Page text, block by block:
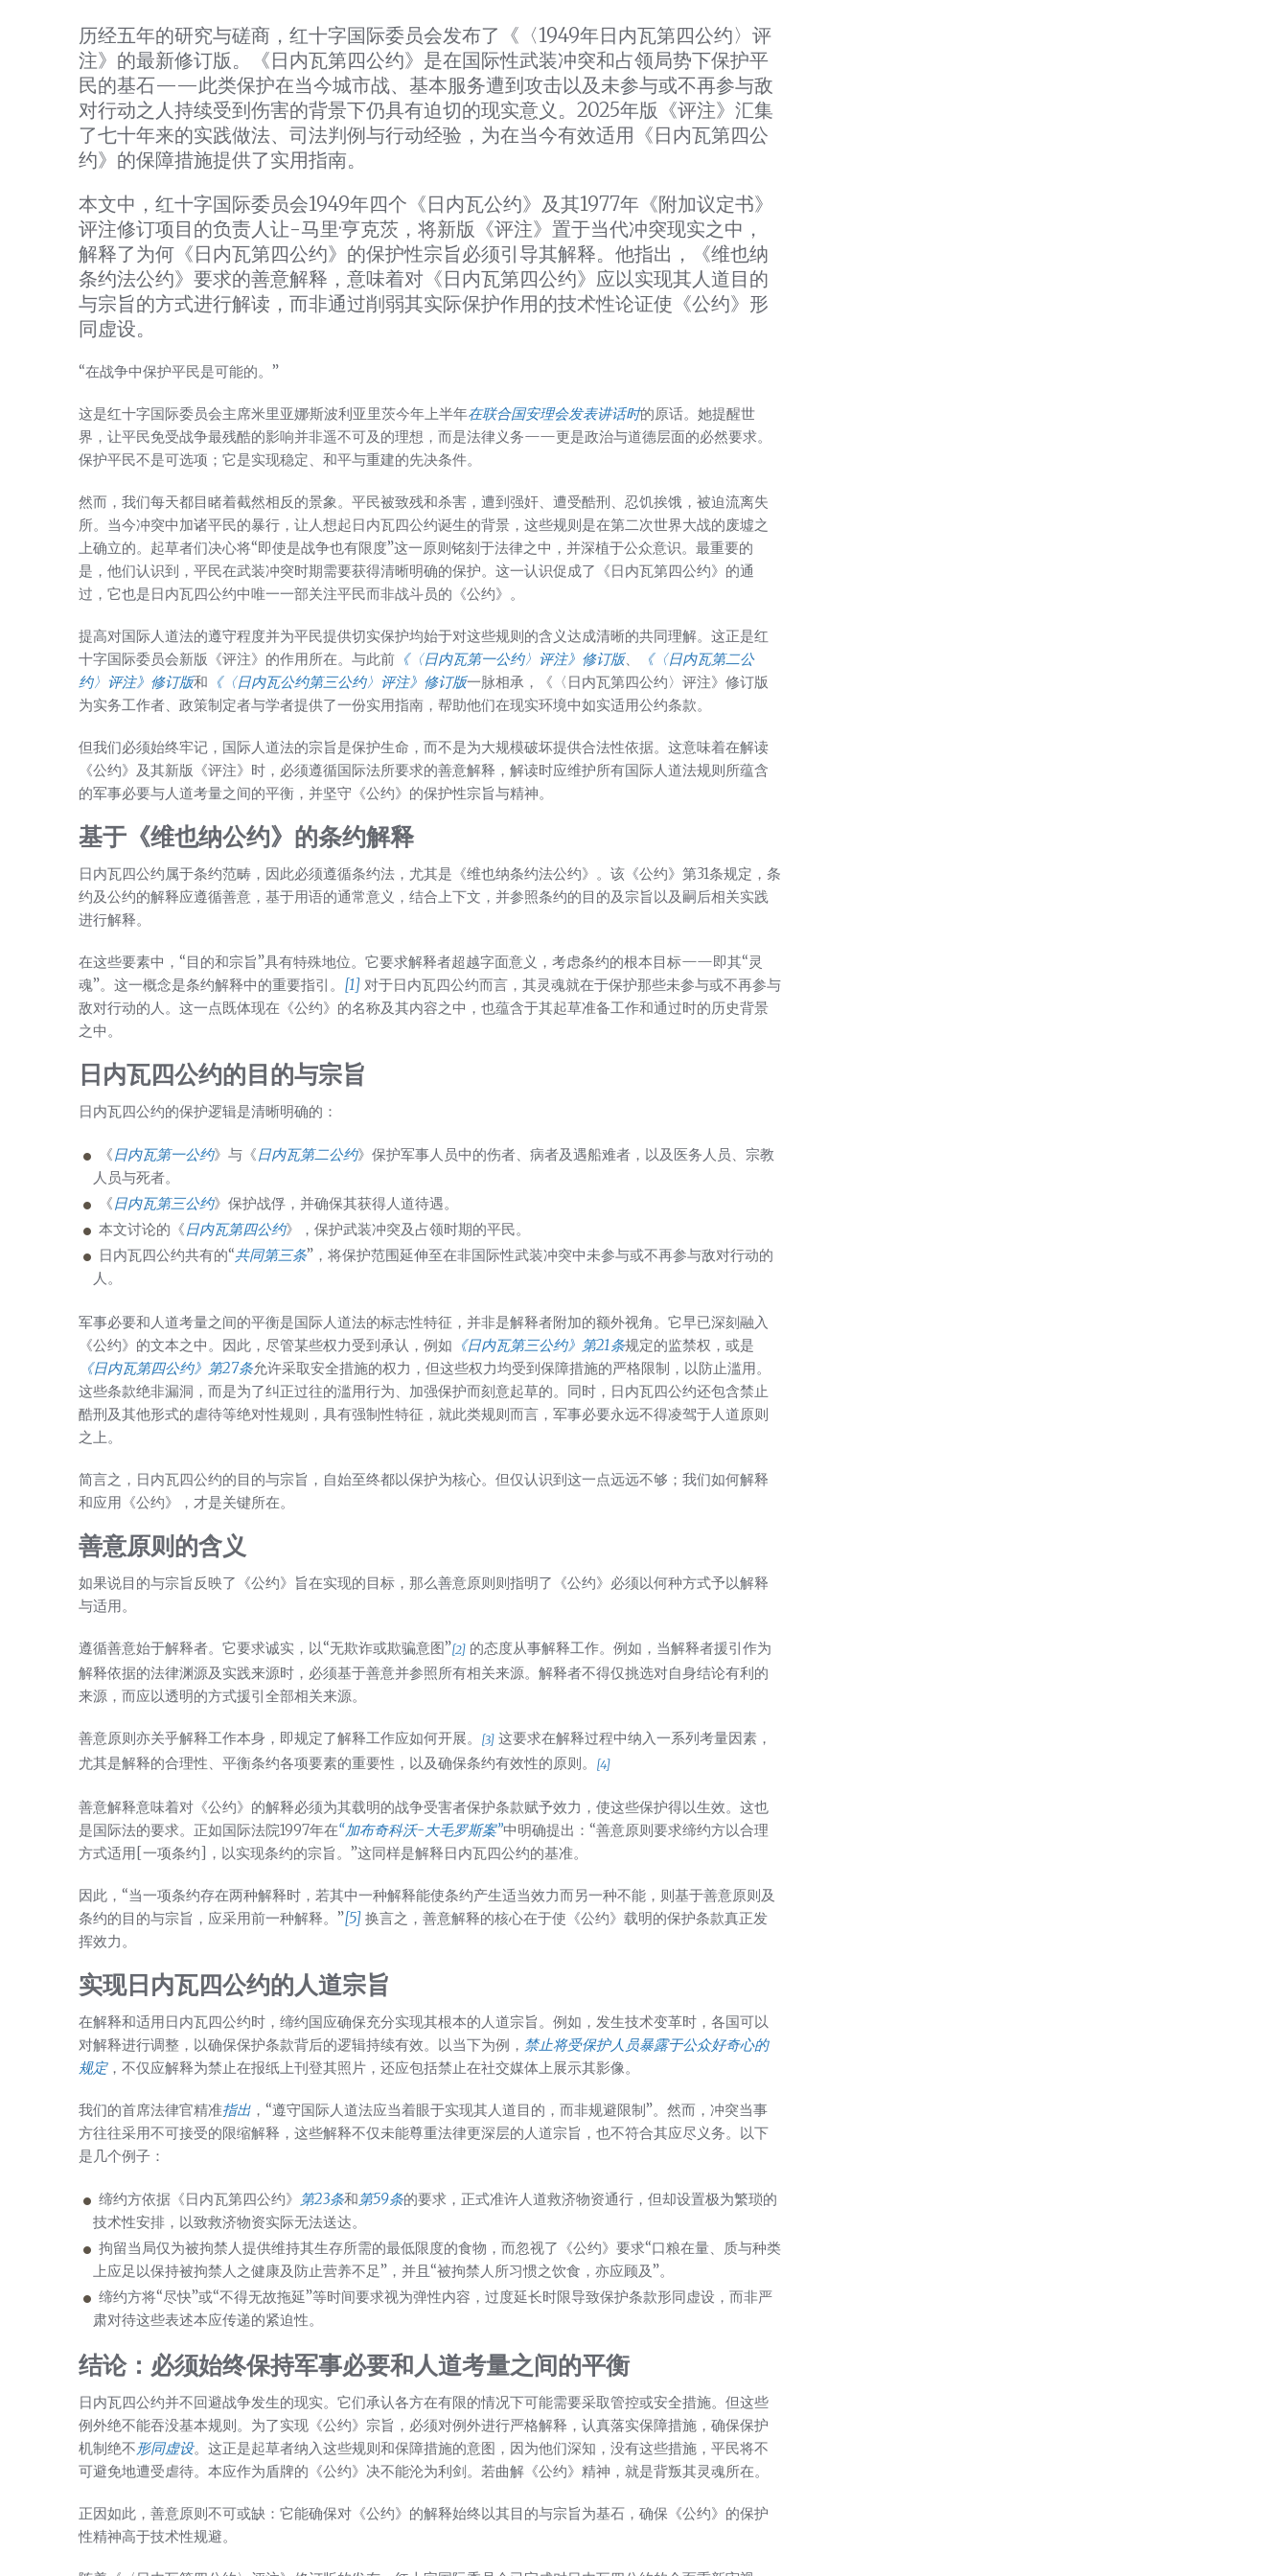
历经五年的研究与磋商，红十字国际委员会发布了《〈1949年日内瓦第四公约〉评
注》的最新修订版。《日内瓦第四公约》是在国际性武装冲突和占领局势下保护平
民的基石——此类保护在当今城市战、基本服务遭到攻击以及未参与或不再参与敌
对行动之人持续受到伤害的背景下仍具有迫切的现实意义。2025年版《评注》汇集
了七十年来的实践做法、司法判例与行动经验，为在当今有效适用《日内瓦第四公
约》的保障措施提供了实用指南。
本文中，红十字国际委员会1949年四个《日内瓦公约》及其1977年《附加议定书》
评注修订项目的负责人让-马里·亨克茨，将新版《评注》置于当代冲突现实之中，
解释了为何《日内瓦第四公约》的保护性宗旨必须引导其解释。他指出，《维也纳
条约法公约》要求的善意解释，意味着对《日内瓦第四公约》应以实现其人道目的
与宗旨的方式进行解读，而非通过削弱其实际保护作用的技术性论证使《公约》形
同虚设。
“在战争中保护平民是可能的。”
这是红十字国际委员会主席米里亚娜·斯波利亚里茨今年上半年在联合国安理会发表讲话时的原话。她提醒世
界，让平民免受战争最残酷的影响并非遥不可及的理想，而是法律义务——更是政治与道德层面的必然要求。
保护平民不是可选项；它是实现稳定、和平与重建的先决条件。
然而，我们每天都目睹着截然相反的景象。平民被致残和杀害，遭到强奸、遭受酷刑、忍饥挨饿，被迫流离失
所。当今冲突中加诸平民的暴行，让人想起日内瓦四公约诞生的背景，这些规则是在第二次世界大战的废墟之
上确立的。起草者们决心将“即使是战争也有限度”这一原则铭刻于法律之中，并深植于公众意识。最重要的
是，他们认识到，平民在武装冲突时期需要获得清晰明确的保护。这一认识促成了《日内瓦第四公约》的通
过，它也是日内瓦四公约中唯一一部关注平民而非战斗员的《公约》。
提高对国际人道法的遵守程度并为平民提供切实保护均始于对这些规则的含义达成清晰的共同理解。这正是红
十字国际委员会新版《评注》的作用所在。与此前 《〈日内瓦第一公约〉评注》修订版、
《〈日内瓦第二公
约〉评注》修订版和 《〈日内瓦公约第三公约〉评注》修订版一脉相承，《〈日内瓦第四公约〉评注》修订版
为实务工作者、政策制定者与学者提供了一份实用指南，帮助他们在现实环境中如实适用公约条款。
但我们必须始终牢记，国际人道法的宗旨是保护生命，而不是为大规模破坏提供合法性依据。这意味着在解读
《公约》及其新版《评注》时，必须遵循国际法所要求的善意解释，解读时应维护所有国际人道法规则所蕴含
的军事必要与人道考量之间的平衡，并坚守《公约》的保护性宗旨与精神。
基于《维也纳公约》的条约解释
日内瓦四公约属于条约范畴，因此必须遵循条约法，尤其是《维也纳条约法公约》。该《公约》第31条规定，条
约及公约的解释应遵循善意，基于用语的通常意义，结合上下文，并参照条约的目的及宗旨以及嗣后相关实践
进行解释。
在这些要素中，“目的和宗旨”具有特殊地位。它要求解释者超越字面意义，考虑条约的根本目标——即其“灵
魂”。这一概念是条约解释中的重要指引。 [1] 对于日内瓦四公约而言，其灵魂就在于保护那些未参与或不再参与
敌对行动的人。这一点既体现在《公约》的名称及其内容之中，也蕴含于其起草准备工作和通过时的历史背景
之中。
日内瓦四公约的目的与宗旨
日内瓦四公约的保护逻辑是清晰明确的：
《日内瓦第一公约》与《日内瓦第二公约》保护军事人员中的伤者、病者及遇船难者，以及医务人员、宗教
人员与死者。
《日内瓦第三公约》保护战俘，并确保其获得人道待遇。
本文讨论的《日内瓦第四公约》，保护武装冲突及占领时期的平民。
日内瓦四公约共有的“共同第三条”，将保护范围延伸至在非国际性武装冲突中未参与或不再参与敌对行动的
人。
军事必要和人道考量之间的平衡是国际人道法的标志性特征，并非是解释者附加的额外视角。它早已深刻融入
《公约》的文本之中。因此，尽管某些权力受到承认，例如 《日内瓦第三公约》第21条规定的监禁权，或是
《日内瓦第四公约》第27条允许采取安全措施的权力，但这些权力均受到保障措施的严格限制，以防止滥用。
这些条款绝非漏洞，而是为了纠正过往的滥用行为、加强保护而刻意起草的。同时，日内瓦四公约还包含禁止
酷刑及其他形式的虐待等绝对性规则，具有强制性特征，就此类规则而言，军事必要永远不得凌驾于人道原则
之上。
简言之，日内瓦四公约的目的与宗旨，自始至终都以保护为核心。但仅认识到这一点远远不够；我们如何解释
和应用《公约》，才是关键所在。
善意原则的含义
如果说目的与宗旨反映了《公约》旨在实现的目标，那么善意原则则指明了《公约》必须以何种方式予以解释
与适用。
遵循善意始于解释者。它要求诚实，以“无欺诈或欺骗意图”[2] 的态度从事解释工作。例如，当解释者援引作为
解释依据的法律渊源及实践来源时，必须基于善意并参照所有相关来源。解释者不得仅挑选对自身结论有利的
来源，而应以透明的方式援引全部相关来源。
善意原则亦关乎解释工作本身，即规定了解释工作应如何开展。 [3] 这要求在解释过程中纳入一系列考量因素，
尤其是解释的合理性、平衡条约各项要素的重要性，以及确保条约有效性的原则。
[4]
善意解释意味着对《公约》的解释必须为其载明的战争受害者保护条款赋予效力，使这些保护得以生效。这也
是国际法的要求。正如国际法院1997年在“加布奇科沃-大毛罗斯案”中明确提出：“善意原则要求缔约方以合理
方式适用[一项条约]，以实现条约的宗旨。”这同样是解释日内瓦四公约的基准。
因此，“当一项条约存在两种解释时，若其中一种解释能使条约产生适当效力而另一种不能，则基于善意原则及
条约的目的与宗旨，应采用前一种解释。”[5] 换言之，善意解释的核心在于使《公约》载明的保护条款真正发
挥效力。
实现日内瓦四公约的人道宗旨
在解释和适用日内瓦四公约时，缔约国应确保充分实现其根本的人道宗旨。例如，发生技术变革时，各国可以
对解释进行调整，以确保保护条款背后的逻辑持续有效。以当下为例， 禁止将受保护人员暴露于公众好奇心的
规定，不仅应解释为禁止在报纸上刊登其照片，还应包括禁止在社交媒体上展示其影像。
我们的首席法律官精准指出 ，“遵守国际人道法应当着眼于实现其人道目的，而非规避限制”。然而，冲突当事
方往往采用不可接受的限缩解释，这些解释不仅未能尊重法律更深层的人道宗旨，也不符合其应尽义务。以下
是几个例子：
缔约方依据《日内瓦第四公约》 第23条和第59条的要求，正式准许人道救济物资通行，但却设置极为繁琐的
技术性安排，以致救济物资实际无法送达。
拘留当局仅为被拘禁人提供维持其生存所需的最低限度的食物，而忽视了《公约》要求“口粮在量、质与种类
上应足以保持被拘禁人之健康及防止营养不足”，并且“被拘禁人所习惯之饮食，亦应顾及”。
缔约方将“尽快”或“不得无故拖延”等时间要求视为弹性内容，过度延长时限导致保护条款形同虚设，而非严
肃对待这些表述本应传递的紧迫性。
结论：必须始终保持军事必要和人道考量之间的平衡
日内瓦四公约并不回避战争发生的现实。它们承认各方在有限的情况下可能需要采取管控或安全措施。但这些
例外绝不能吞没基本规则。为了实现《公约》宗旨，必须对例外进行严格解释，认真落实保障措施，确保保护
机制绝不形同虚设。这正是起草者纳入这些规则和保障措施的意图，因为他们深知，没有这些措施，平民将不
可避免地遭受虐待。本应作为盾牌的《公约》决不能沦为利剑。若曲解《公约》精神，就是背叛其灵魂所在。
正因如此，善意原则不可或缺：它能确保对《公约》的解释始终以其目的与宗旨为基石，确保《公约》的保护
性精神高于技术性规避。